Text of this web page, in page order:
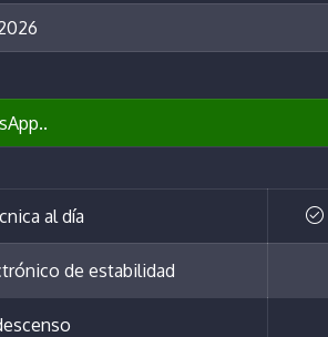
al día
de estabilidad